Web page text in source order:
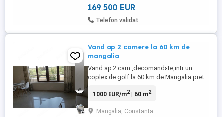
formă autentică ...
169 500 EUR
Telefon validat
Vand ap 2 camere la 60 km de
mangalia
Vand ap 2 cam ,decomandate,intr un
coplex de golf la 60 km de Mangalia.pret
1000 EUR/m2| 60 m2
Mangalia, Constanta